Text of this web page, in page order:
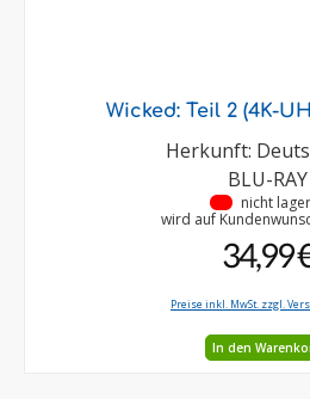
Wicked: Teil 2 (4K-
Herkunft:
BLU-RAY
nicht
wird auf
34,99
Preise inkl. MwSt. zzgl.
In den